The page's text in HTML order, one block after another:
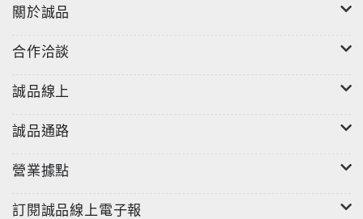
關於誠品
合作洽談
誠品線上
誠品通路
營業據點
訂閱誠品線上電子報